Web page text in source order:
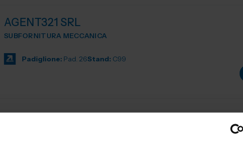
AGENT321 SRL
SUBFORNITURA MECCANICA
Padiglione: Pad. 26Stand: C99